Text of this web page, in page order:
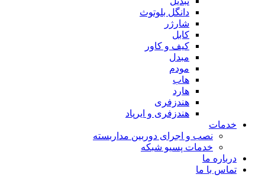
دانگل بلوتوث
شارژر
کابل
کیف و کاور
مبدل
مودم
هاب
هارد
هندزفری
هندزفری و ایرپاد
خدمات
نصب و اجرای دوربین مداربسته
خدمات پسیو شبکه
درباره ما
تماس با ما